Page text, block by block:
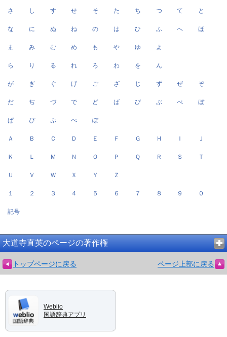
さ し す せ そ た ち つ て と
な に ぬ ね の は ひ ふ へ ほ
ま み む め も や ゆ よ
ら り る れ ろ わ を ん
が ぎ ぐ げ ご ざ じ ず ぜ ぞ
だ ぢ づ で ど ば び ぶ べ ぼ
ぱ ぴ ぷ ぺ ぽ
Ａ Ｂ Ｃ Ｄ Ｅ Ｆ Ｇ Ｈ Ｉ Ｊ
Ｋ Ｌ Ｍ Ｎ Ｏ Ｐ Ｑ Ｒ Ｓ Ｔ
Ｕ Ｖ Ｗ Ｘ Ｙ Ｚ
１ ２ ３ ４ ５ ６ ７ ８ ９ ０
記号
大道寺直英のページの著作権
トップページに戻る ページ上部に戻る
Weblio
国語辞典アプリ